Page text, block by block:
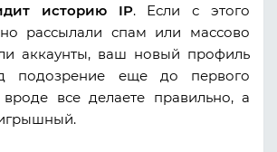
историю IP. Если с этого
рассылали спам или массово
аккаунты, ваш новый профиль
подозрение еще до первого
все делаете правильно, а